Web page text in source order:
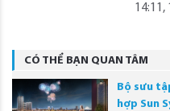
14:11,
CÓ THỂ BẠN QUAN TÂM
Bộ sưu
hợp Sun